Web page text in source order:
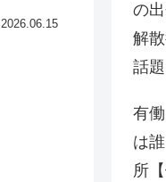
2026.06.15
の
解
話題
有
は
所